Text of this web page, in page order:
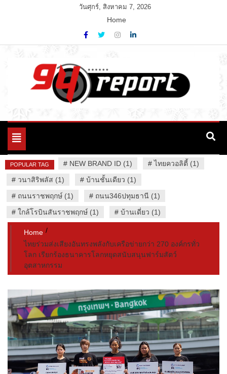
วันศุกร์, สิงหาคม 7, 2026
Home
94 Report.com
Variety News
Toggle
POPULAR TAG # NEW BRAND ID (1) #ไทยควอลิตี้ (1)
# วนาสิริพลัส (1) # บ้านชั้นเดียว (1)
# ถนนราชพฤกษ์ (1) # ถนน346ปทุมธานี (1)
# ใกล้โรบินสันราชพฤกษ์ (1) # บ้านเดี่ยว (1)
Home
ไทยร่วมส่งเสียงอันทรงพลังกับเครือข่ายกว่า 270 องค์กรทั่ว
โลก เรียกร้องธนาคารโลกหยุดสนับสนุนฟาร์มสัตว์
อุตสาหกรรม